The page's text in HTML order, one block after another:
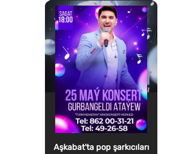
Musica düzenlenecek
Aşkabat'ta pop şarkıcıları